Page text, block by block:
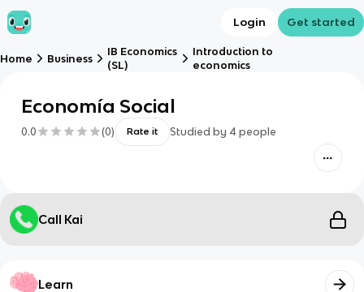
Login Get started
Home Business
IB Economics
(SL)
Introduction to
economics
Economía Social
0.0 (0) Rate it Studied by 4 people
Call Kai
Learn